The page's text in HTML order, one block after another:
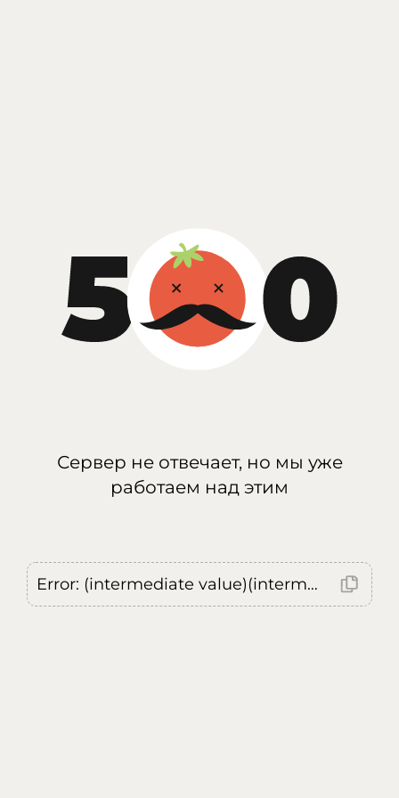
Сервер не отвечает, но мы уже
работаем над этим
Error: (intermediate value)(intermediate value)(intermediate value).replaceAll is not a function